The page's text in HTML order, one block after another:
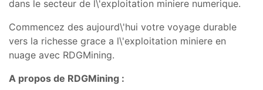
dans le secteur de l\'exploitation miniere numerique.
Commencez des aujourd\'hui votre voyage durable
vers la richesse grace a l\'exploitation miniere en
nuage avec RDGMining.
A propos de RDGMining :